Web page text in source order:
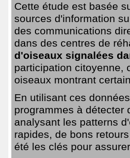
Cette étude est basée
sources d'information
des communications
dans des centres de
d'oiseaux signalées
participation citoyenne,
oiseaux montrant
En utilisant ces
programmes à détecter
analysant les patterns
rapides, de bons
été les clés pour